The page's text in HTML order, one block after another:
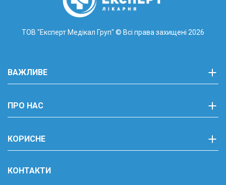
ТОВ "Експерт Медікал Груп" © Всі права захищені 2026
ВАЖЛИВЕ
ПРО НАС
КОРИСНЕ
КОНТАКТИ